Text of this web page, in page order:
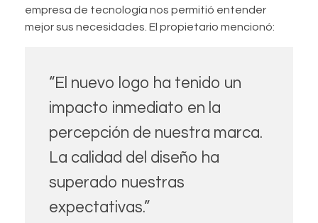
empresa de tecnología nos permitió entender
mejor sus necesidades. El propietario mencionó:
“El nuevo logo ha tenido un
impacto inmediato en la
percepción de nuestra marca.
La calidad del diseño ha
superado nuestras
expectativas.”